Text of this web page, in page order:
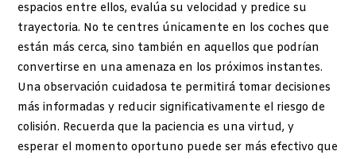
espacios entre ellos, evalúa su velocidad y predice su
trayectoria. No te centres únicamente en los coches que
están más cerca, sino también en aquellos que podrían
convertirse en una amenaza en los próximos instantes.
Una observación cuidadosa te permitirá tomar decisiones
más informadas y reducir significativamente el riesgo de
colisión. Recuerda que la paciencia es una virtud, y
esperar el momento oportuno puede ser más efectivo que